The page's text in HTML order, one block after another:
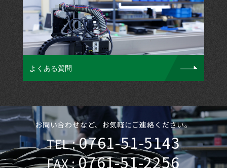
よくある質問
お問い合わせなど、お気軽にご連絡ください。
TEL :0761-51-5143
FAX :0761-51-2256